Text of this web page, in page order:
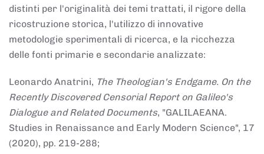
distinti per l'originalità dei temi trattati, il rigore della
ricostruzione storica, l'utilizzo di innovative
metodologie sperimentali di ricerca, e la ricchezza
delle fonti primarie e secondarie analizzate:
Leonardo Anatrini, The Theologian's Endgame. On the
Recently Discovered Censorial Report on Galileo's
Dialogue and Related Documents, "GALILAEANA.
Studies in Renaissance and Early Modern Science", 17
(2020), pp. 219-288;